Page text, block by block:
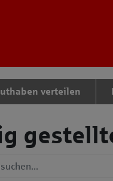
verteilen
durchsuchen